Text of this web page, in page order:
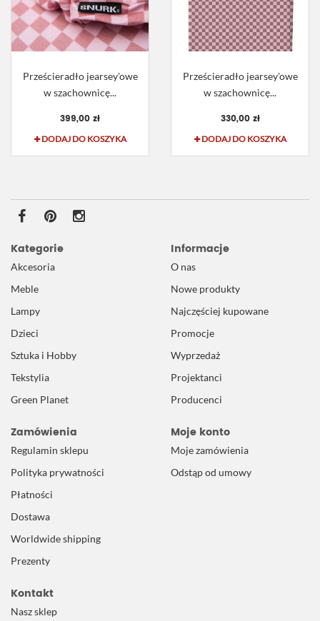
Prześcieradło jearsey'owe
w szachownicę...
399,00 zł
DODAJ DO KOSZYKA
Prześcieradło jearsey'owe
w szachownicę...
330,00 zł
DODAJ DO KOSZYKA
Kategorie
Akcesoria
Meble
Lampy
Dzieci
Sztuka i Hobby
Tekstylia
Green Planet
Informacje
O nas
Nowe produkty
Najczęściej kupowane
Promocje
Wyprzedaż
Projektanci
Producenci
Zamówienia
Regulamin sklepu
Polityka prywatności
Płatności
Dostawa
Worldwide shipping
Prezenty
Moje konto
Moje zamówienia
Odstąp od umowy
Kontakt
Nasz sklep